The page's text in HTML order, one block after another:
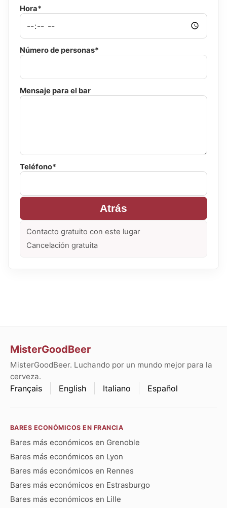
Hora*
Número de personas*
Mensaje para el bar
Teléfono*
Atrás
Contacto gratuito con este lugar
Cancelación gratuita
MisterGoodBeer
MisterGoodBeer. Luchando por un mundo mejor para la
cerveza.
Français English Italiano Español
BARES ECONÓMICOS EN FRANCIA
Bares más económicos en Grenoble
Bares más económicos en Lyon
Bares más económicos en Rennes
Bares más económicos en Estrasburgo
Bares más económicos en Lille